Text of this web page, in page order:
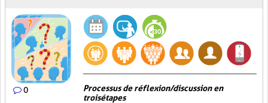
0
Processus de réflexion/discussion en
trois étapes